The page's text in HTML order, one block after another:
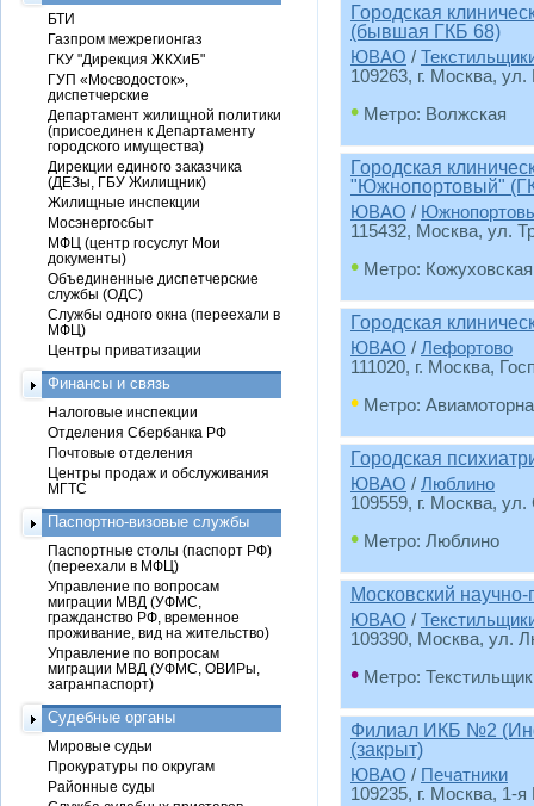
Городская
(бывшая ГКБ 68)
ЮВАО /
109263, г. Москва,
• Метро: Волжская
Городская
"Южнопортовый"
ЮВАО /
115432, Москва, ул.
• Метро: Кожуховская
Городская
ЮВАО / Лефортово
111020, г. Москва,
• Метро:
Городская
ЮВАО / Люблино
109559, г. Москва,
• Метро: Люблино
Московский
ЮВАО /
109390, Москва, ул.
• Метро:
Филиал ИКБ №2
(закрыт)
ЮВАО / Печатники
109235, г. Москва, 1-
БТИ
Газпром межрегионгаз
ГКУ "Дирекция ЖКХиБ"
ГУП «Мосводосток»,
диспетчерские
Департамент жилищной политики
(присоединен к Департаменту
городского имущества)
Дирекции единого заказчика
(ДЕЗы, ГБУ Жилищник)
Жилищные инспекции
Мосэнергосбыт
МФЦ (центр госуслуг Мои
документы)
Объединенные диспетчерские
службы (ОДС)
Службы одного окна (переехали в
МФЦ)
Центры приватизации
Финансы и связь
Налоговые инспекции
Отделения Сбербанка РФ
Почтовые отделения
Центры продаж и обслуживания
МГТС
Паспортно-визовые службы
Паспортные столы (паспорт РФ)
(переехали в МФЦ)
Управление по вопросам
миграции МВД (УФМС,
гражданство РФ, временное
проживание, вид на жительство)
Управление по вопросам
миграции МВД (УФМС, ОВИРы,
загранпаспорт)
Судебные органы
Мировые судьи
Прокуратуры по округам
Районные суды